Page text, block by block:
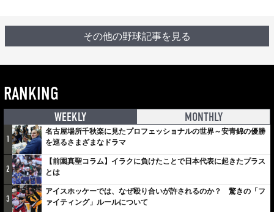
その他の野球記事を見る
RANKING
WEEKLY MONTHLY
1
名古屋場所千秋楽に見たプロフェッショナルの世界～安青錦の優勝
を巡るさまざまなドラマ
2
【前園真聖コラム】イラクに負けたことで日本代表に起きたプラス
とは
3
アイスホッケーでは、なぜ殴り合いが許されるのか？ 驚きの「フ
ァイティング」ルールについて